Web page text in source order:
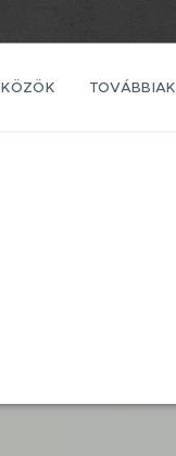
TOVÁBBIAK